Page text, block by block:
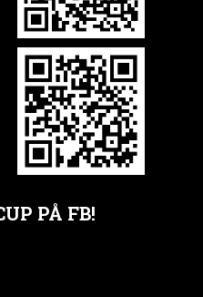
PÅ FB!